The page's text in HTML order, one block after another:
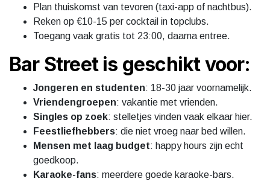
Plan thuiskomst van tevoren (taxi-app of nachtbus).
Reken op €10-15 per cocktail in topclubs.
Toegang vaak gratis tot 23:00, daarna entree.
Bar Street is geschikt voor:
Jongeren en studenten: 18-30 jaar voornamelijk.
Vriendengroepen: vakantie met vrienden.
Singles op zoek: stelletjes vinden vaak elkaar hier.
Feestliefhebbers: die niet vroeg naar bed willen.
Mensen met laag budget: happy hours zijn echt
goedkoop.
Karaoke-fans: meerdere goede karaoke-bars.